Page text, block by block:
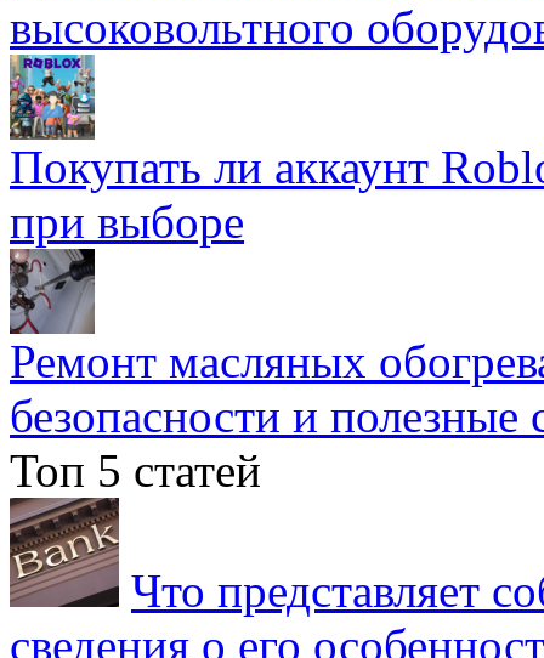
высоковольтного
Покупать ли аккаунт
при выборе
Ремонт масляных
безопасности и полезные
Топ 5 статей
Что представляет
сведения о его